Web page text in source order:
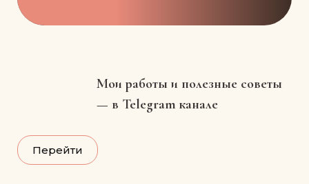
Мои работы и полезные советы
— в Telegram канале
Перейти